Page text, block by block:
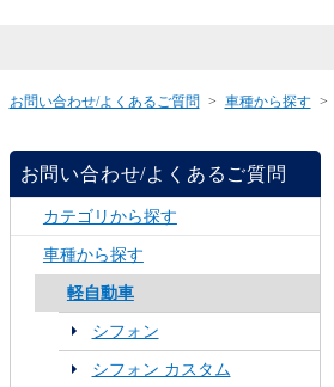
お問い合わせ/よくあるご質問 > 車種から探す >
お問い合わせ/よくあるご質問
カテゴリから探す
車種から探す
軽自動車
シフォン
シフォン カスタム